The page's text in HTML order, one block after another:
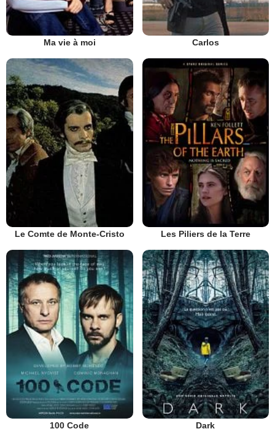
Ma vie à moi Carlos
Le Comte de Monte-Cristo Les Piliers de la Terre
100 Code Dark